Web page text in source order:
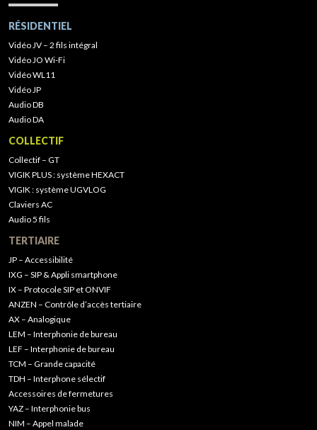
RÉSIDENTIEL
Vidéo JV – 2 fils intégral
Vidéo JO Wi-Fi
Vidéo WL11
Vidéo JP
Audio DB
Audio DA
COLLECTIF
Collectif – GT
VIGIK PLUS : système HEXACT
VIGIK : système UGVLOG
Claviers AC
Audio 5 fils
TERTIAIRE
JP – Accessibilité
IXG – SIP & Appli smartphone
IX – Protocole SIP et ONVIF
ANZEN – Contrôle d’accès tertiaire
AX – Analogique
LEM – Interphonie de bureau
LEF – Interphonie de bureau
TCM – Grande capacité
TDH – Interphone sélectif
Accessoires de fermetures
YAZ – Interphonie bus
NIM – Appel malade